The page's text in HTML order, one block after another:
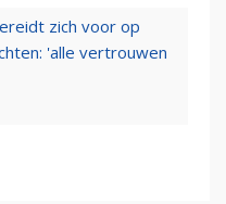
zich voor op
'alle vertrouwen